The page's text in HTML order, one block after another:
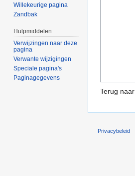
Terug naar
Willekeurige pagina
Zandbak
Hulpmiddelen
Verwijzingen naar deze
pagina
Verwante wijzigingen
Speciale pagina's
Paginagegevens
Privacybeleid